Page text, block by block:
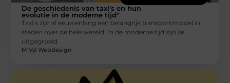
De geschiedenis van taxi's en hun
evolutie in de moderne tijd"
Taxi’s zijn al eeuwenlang een belangrijk transportmiddel in
steden over de hele wereld. In de moderne tijd zijn ze
uitgegroeid
M Vd Webdesign